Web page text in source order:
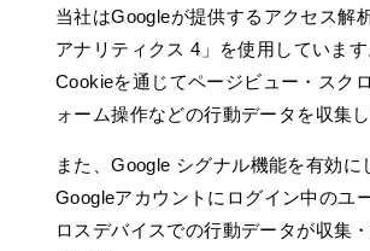
当社はGoogleが提供するアクセス解
アナリティクス 4」を使用しています
Cookieを通じてページビュー・スク
ォーム操作などの行動データを収集し
また、Google シグナル機能を有効に
Googleアカウントにログイン中のユ
ロスデバイスでの行動データが収集